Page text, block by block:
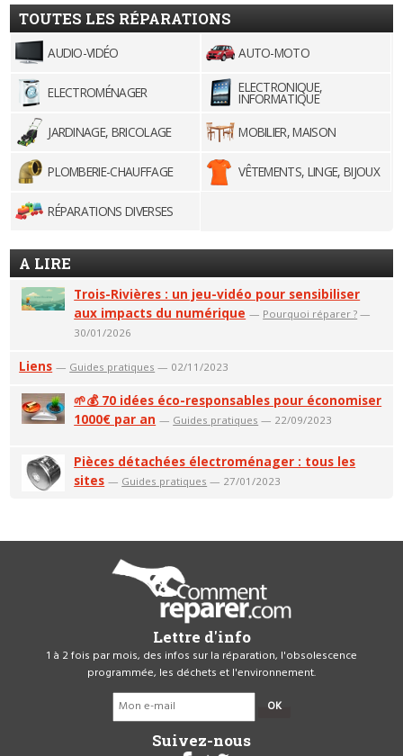
TOUTES LES RÉPARATIONS
AUDIO-VIDÉO AUTO-MOTO
ELECTROMÉNAGER ELECTRONIQUE,
INFORMATIQUE
JARDINAGE, BRICOLAGE
MOBILIER, MAISON
PLOMBERIE-CHAUFFAGE VÊTEMENTS, LINGE, BIJOUX
RÉPARATIONS DIVERSES
A LIRE
Trois-Rivières : un jeu-vidéo pour sensibiliser
aux impacts du numérique — Pourquoi réparer ? —
30/01/2026
Liens — Guides pratiques — 02/11/2023
🌱💰 70 idées éco-responsables pour économiser
1000€ par an — Guides pratiques — 22/09/2023
Pièces détachées électroménager : tous les
sites — Guides pratiques — 27/01/2023
Lettre d'info
1 à 2 fois par mois, des infos sur la réparation, l'obsolescence
programmée, les déchets et l'environnement.
OK
Suivez-nous